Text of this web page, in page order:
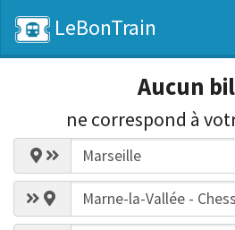
LeBonTrain
Aucun
ne correspond à